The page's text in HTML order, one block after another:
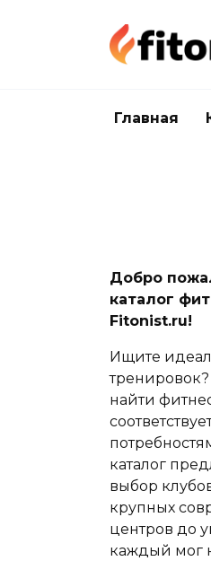
Главная
Добро
каталог
Fitonist.ru!
Ищите
найти
каталог
выбор
крупных
центров до
каждый мог